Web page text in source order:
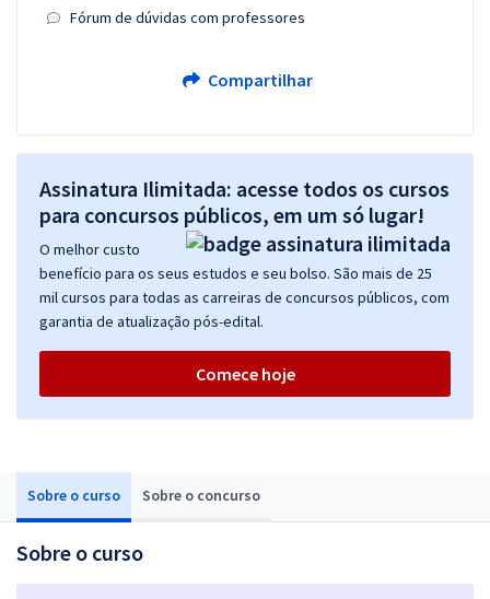
Sobre o curso Sobre o concurso
Sobre o curso
Fórum de dúvidas com professores
Compartilhar
Assinatura Ilimitada: acesse todos os cursos
para concursos públicos, em um só lugar!
O melhor custo
benefício para os seus estudos e seu bolso. São mais de 25
mil cursos para todas as carreiras de concursos públicos, com
garantia de atualização pós-edital.
Comece hoje